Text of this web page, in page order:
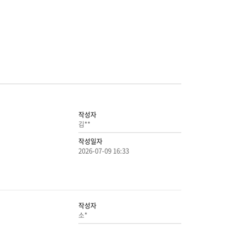
작성자
김**
작성일자
2026-07-09 16:33
작성자
소*